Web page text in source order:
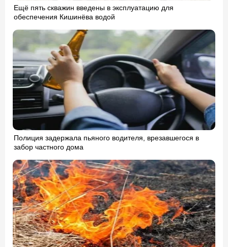
Ещё пять скважин введены в эксплуатацию для
обеспечения Кишинёва водой
Полиция задержала пьяного водителя, врезавшегося в
забор частного дома